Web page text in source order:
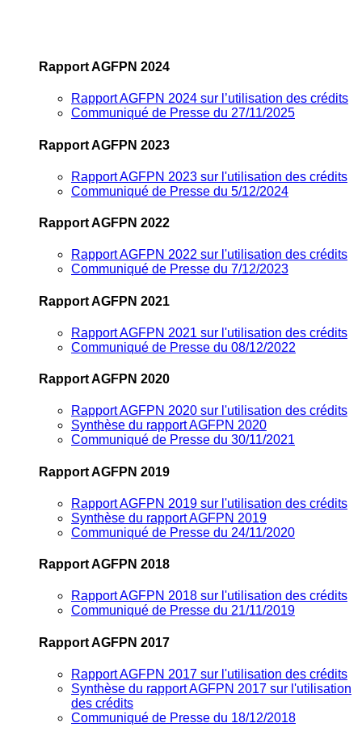
Rapport AGFPN 2024
Rapport AGFPN 2024 sur l’utilisation des crédits
Communiqué de Presse du 27/11/2025
Rapport AGFPN 2023
Rapport AGFPN 2023 sur l'utilisation des crédits
Communiqué de Presse du 5/12/2024
Rapport AGFPN 2022
Rapport AGFPN 2022 sur l'utilisation des crédits
Communiqué de Presse du 7/12/2023
Rapport AGFPN 2021
Rapport AGFPN 2021 sur l'utilisation des crédits
Communiqué de Presse du 08/12/2022
Rapport AGFPN 2020
Rapport AGFPN 2020 sur l'utilisation des crédits
Synthèse du rapport AGFPN 2020
Communiqué de Presse du 30/11/2021
Rapport AGFPN 2019
Rapport AGFPN 2019 sur l'utilisation des crédits
Synthèse du rapport AGFPN 2019
Communiqué de Presse du 24/11/2020
Rapport AGFPN 2018
Rapport AGFPN 2018 sur l'utilisation des crédits
Communiqué de Presse du 21/11/2019
Rapport AGFPN 2017
Rapport AGFPN 2017 sur l'utilisation des crédits
Synthèse du rapport AGFPN 2017 sur l'utilisation
des crédits
Communiqué de Presse du 18/12/2018